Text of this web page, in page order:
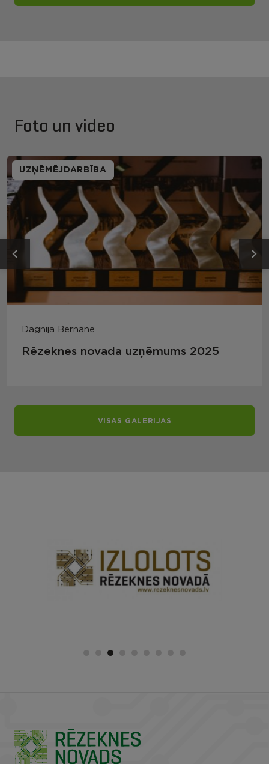
Foto un video
UZŅĒMĒJDARBĪBA
Dagnija Bernāne
Rēzeknes novada uzņēmums 2025
VISAS GALERIJAS